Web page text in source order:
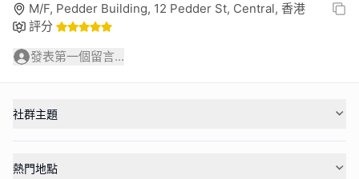
M/F, Pedder Building, 12 Pedder St, Central, 香港
評分
發表第一個留言...
社群主題
熱門地點